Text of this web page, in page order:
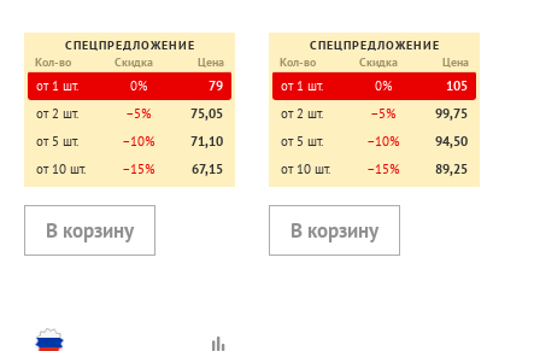
СПЕЦПРЕДЛОЖЕНИЕ
Кол-во
Скидка Цена
от 1 шт. 0%
79
от 2 шт.
−5%
75,05
от 5 шт.
−10%
71,10
от 10 шт.
−15% 67,15
СПЕЦПРЕДЛОЖЕНИЕ
Кол-во
Скидка Цена
от 1 шт. 0%
105
от 2 шт.
−5%
99,75
от 5 шт.
−10%
94,50
от 10 шт.
−15% 89,25